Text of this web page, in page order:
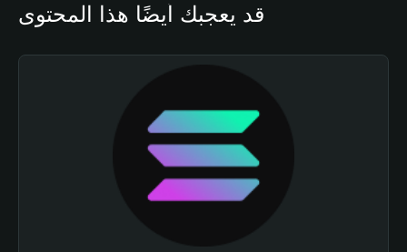
قد يعجبك أيضًا هذا المحتوى